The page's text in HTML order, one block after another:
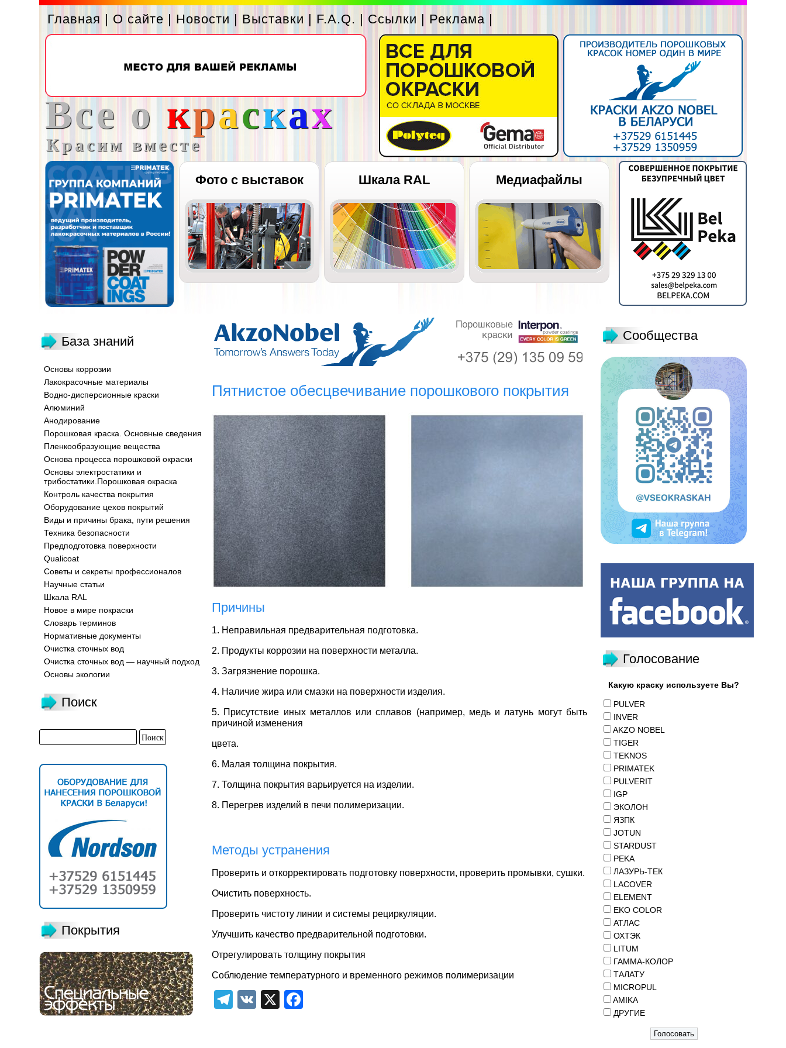
Главная | О сайте | Новости | Выставки | F.A.Q. | Ссылки | Реклама |
Все о красках
Красим вместе
Фото с выставок Шкала RAL Медиафайлы
База знаний
Основы коррозии
Лакокрасочные материалы
Водно-дисперсионные краски
Алюминий
Анодирование
Порошковая краска. Основные сведения
Пленкообразующие вещества
Основа процесса порошковой окраски
Основы электростатики и
трибостатики.Порошковая окраска
Контроль качества покрытия
Оборудование цехов покрытий
Виды и причины брака, пути решения
Техника безопасности
Предподготовка поверхности
Qualicoat
Советы и секреты профессионалов
Научные статьи
Шкала RAL
Новое в мире покраски
Словарь терминов
Нормативные документы
Очистка сточных вод
Очистка сточных вод — научный подход
Основы экологии
Поиск
Покрытия
Пятнистое обесцвечивание порошкового покрытия
Причины
1. Неправильная предварительная подготовка.
2. Продукты коррозии на поверхности металла.
3. Загрязнение порошка.
4. Наличие жира или смазки на поверхности изделия.
5. Присутствие иных металлов или сплавов (например, медь и латунь могут быть
причиной изменения
цвета.
6. Малая толщина покрытия.
7. Толщина покрытия варьируется на изделии.
8. Перегрев изделий в печи полимеризации.
Методы устранения
Проверить и откорректировать подготовку поверхности, проверить промывки, сушки.
Очистить поверхность.
Проверить чистоту линии и системы рециркуляции.
Улучшить качество предварительной подготовки.
Отрегулировать толщину покрытия
Соблюдение температурного и временного режимов полимеризации
Telegram
VK X
Сообщества
Голосование
Какую краску используете Вы?
PULVER
INVER
AKZO NOBEL
TIGER
TEKNOS
PRIMATEK
PULVERIT
IGP
ЭКОЛОН
ЯЗПК
JOTUN
STARDUST
PEKA
ЛАЗУРЬ-ТЕК
LACOVER
ELEMENT
EKO COLOR
АТЛАС
ОХТЭК
LITUM
ГАММА-КОЛОР
ТАЛАТУ
MICROPUL
AMIKA
ДРУГИЕ